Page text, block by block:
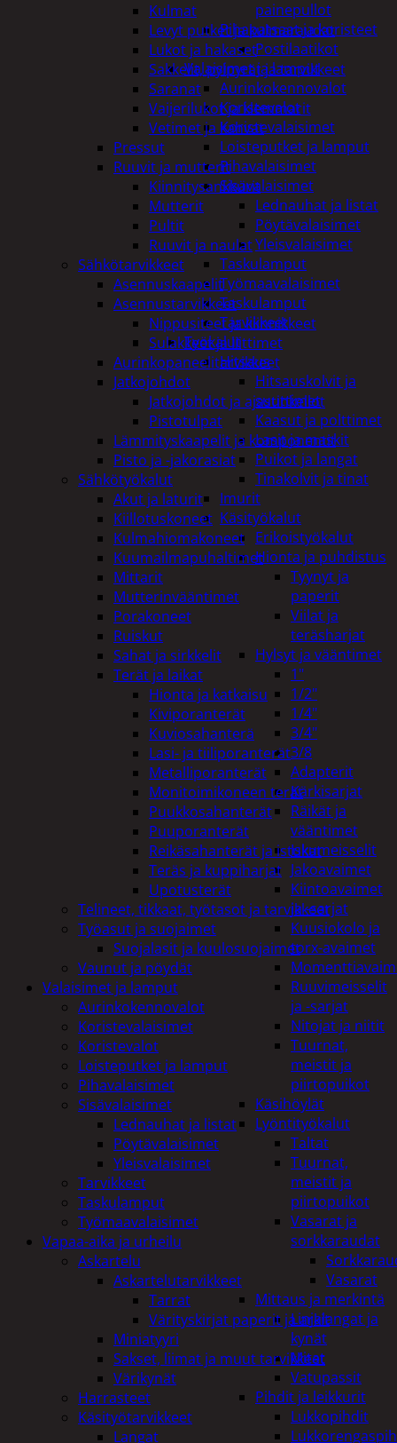
painepullot
Pihapatsaat ja koristeet
Postilaatikot
Valaisimet ja lamput
Aurinkokennovalot
Koristevalot
Koristevalaisimet
Loisteputket ja lamput
Pihavalaisimet
Sisävalaisimet
Lednauhat ja listat
Pöytävalaisimet
Yleisvalaisimet
Taskulamput
Työmaavalaisimet
Taskulamput
Tarvikkeet
Työkalut
Hitsaus
Hitsauskolvit ja
suuttimet
Kaasut ja polttimet
Lasit ja maskit
Puikot ja langat
Tinakolvit ja tinat
Imurit
Käsityökalut
Erikoistyökalut
Hionta ja puhdistus
Tyynyt ja
paperit
Viilat ja
teräsharjat
Hylsyt ja vääntimet
1"
1/2"
1/4"
3/4"
3/8
Adapterit
Kärkisarjat
Räikät ja
vääntimet
Iskumeisselit
Jakoavaimet
Kiintoavaimet
ja -sarjat
Kuusiokolo ja
torx-avaimet
Ruuvimeisselit
ja -sarjat
Nitojat ja niitit
Tuurnat,
meistit ja
piirtopuikot
Käsihöylät
Lyöntityökalut
Taltat
Tuurnat,
meistit ja
piirtopuikot
Vasarat ja
sorkkaraudat
Vasarat
Mittaus ja merkintä
Linjalangat ja
kynät
Mitat
Vatupassit
Pihdit ja leikkurit
Lukkopihdit
Kulmat
Levyt putket ja kulmaraudat
Lukot ja hakaset
Sakkelit, pylpyrät ja tarvikkeet
Saranat
Vaijerilukot ja klemmarit
Vetimet ja kahvat
Pressut
Ruuvit ja mutterit
Kiinnitysankkurit
Mutterit
Pultit
Ruuvit ja naulat
Sähkötarvikkeet
Asennuskaapelit
Asennustarvikkeet
Nippusiteet ja kiinnikkeet
Sulakkeet ja liittimet
Aurinkopaneelitarvikkeet
Jatkojohdot
Jatkojohdot ja ajastinkellot
Pistotulpat
Lämmityskaapelit ja komponentit
Pisto ja -jakorasiat
Sähkötyökalut
Akut ja laturit
Kiillotuskoneet
Kulmahiomakoneet
Kuumailmapuhaltimet
Mittarit
Mutterinvääntimet
Porakoneet
Ruiskut
Sahat ja sirkkelit
Terät ja laikat
Hionta ja katkaisu
Kiviporanterät
Kuviosahanterä
Lasi- ja tiiliporanterät
Metalliporanterät
Monitoimikoneen terät
Puukkosahanterät
Puuporanterät
Reikäsahanterät ja istukat
Teräs ja kuppiharjat
Upotusterät
Telineet, tikkaat, työtasot ja tarvikkeet
Työasut ja suojaimet
Suojalasit ja kuulosuojaimet
Vaunut ja pöydät
Valaisimet ja lamput
Aurinkokennovalot
Koristevalaisimet
Koristevalot
Loisteputket ja lamput
Pihavalaisimet
Sisävalaisimet
Lednauhat ja listat
Pöytävalaisimet
Yleisvalaisimet
Tarvikkeet
Taskulamput
Työmaavalaisimet
Vapaa-aika ja urheilu
Askartelu
Askartelutarvikkeet
Tarrat
Värityskirjat paperit ja arkit
Miniatyyri
Sakset, liimat ja muut tarvikkeet
Värikynät
Harrasteet
Käsityötarvikkeet
Langat